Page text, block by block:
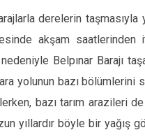
derelerin taşmasıyla
akşam saatlerinden
Belpınar Barajı
yolunun bazı bölümlerini
bazı tarım arazileri de
yıllardır böyle bir yağış